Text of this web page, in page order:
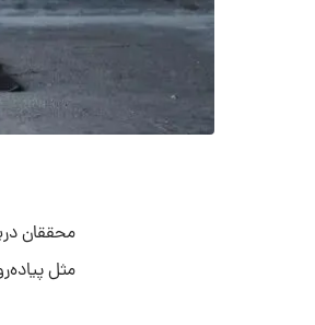
محققان
مثل